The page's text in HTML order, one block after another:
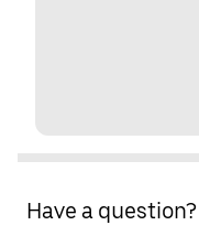
Have a question?